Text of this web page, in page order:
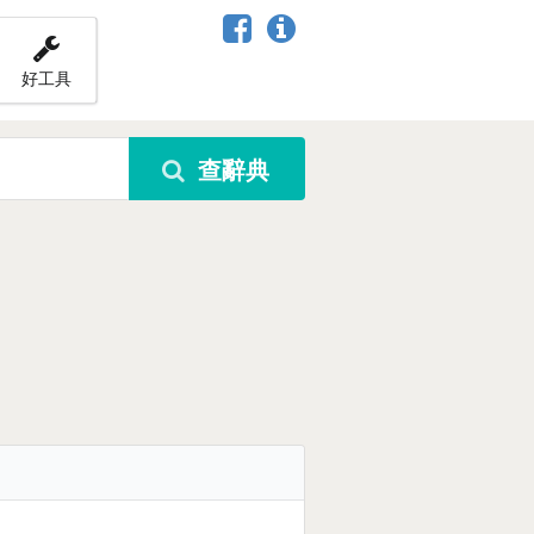
好工具
查辭典